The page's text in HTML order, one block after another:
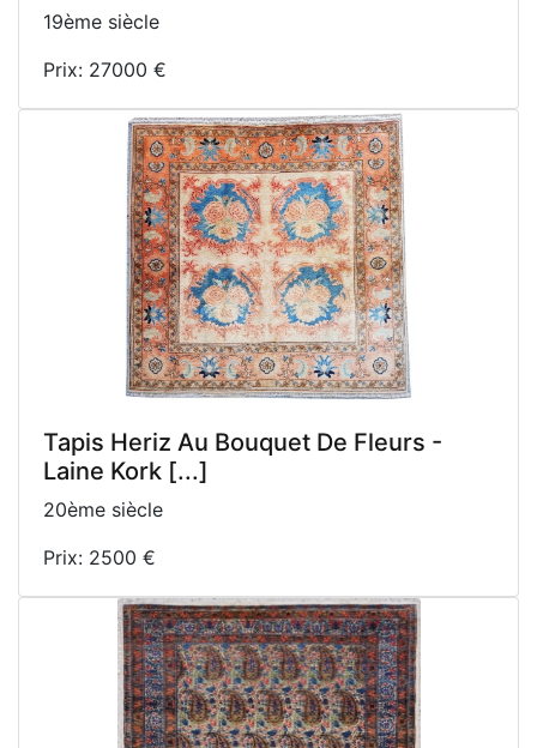
19ème siècle
Prix: 27000 €
Tapis Heriz Au Bouquet De Fleurs -
Laine Kork [...]
20ème siècle
Prix: 2500 €